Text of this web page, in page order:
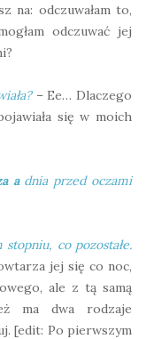
na: odczuwałam to,
odczuwać jej
– Ee… Dlaczego
się w moich
a dnia przed oczami
co pozostałe.
jej się co noc,
ale z tą samą
ma dwa rodzaje
[edit: Po pierwszym